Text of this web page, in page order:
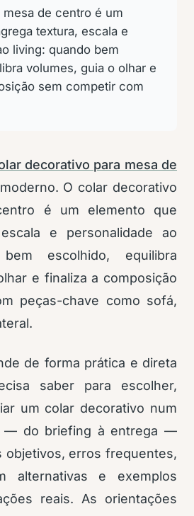
de centro é um
textura, escala e
living: quando bem
volumes, guia o olhar e
sem competir com
decorativo para mesa de
O colar decorativo
é um elemento que
e personalidade ao
escolhido, equilibra
e finaliza a composição
peças-chave como sofá,
de forma prática e direta
saber para escolher,
um colar decorativo num
— do briefing à entrega —
objetivos, erros frequentes,
alternativas e exemplos
reais. As orientações